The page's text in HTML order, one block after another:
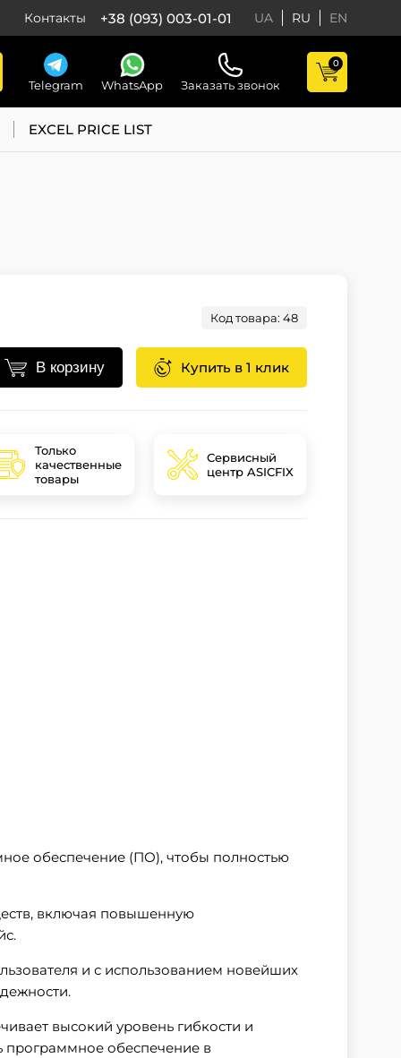
Контакты +38 (093) 003-01-01 UA RU EN
Telegram WhatsApp Заказать звонок
0
EXCEL PRICE LIST
Код товара: 48
В корзину Купить в 1 клик
Только
качественные
товары
Сервисный
центр ASICFIX
обеспечение (ПО), чтобы полностью
включая повышенную
и с использованием новейших
высокий уровень гибкости и
программное обеспечение в